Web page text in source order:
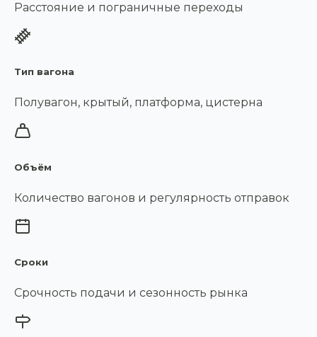
Расстояние и пограничные переходы
Тип вагона
Полувагон, крытый, платформа, цистерна
Объём
Количество вагонов и регулярность отправок
Сроки
Срочность подачи и сезонность рынка